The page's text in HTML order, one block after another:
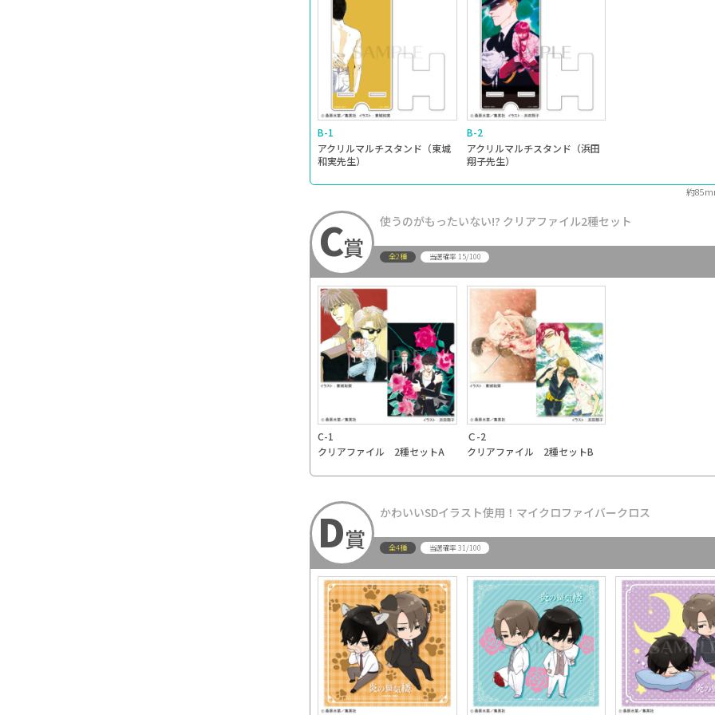
B-1
アクリルマルチスタンド（東城
和実先生）
B-2
アクリルマルチスタンド（浜田
翔子先生）
約
C賞
使うのがもったいない!? クリアファイル2種セット
全2種 当選確率 15/100
C-1
クリアファイル 2種セットA
Ｃ-2
クリアファイル 2種セットB
D賞
かわいいSDイラスト使用！マイクロファイバークロス
全4種 当選確率31/100